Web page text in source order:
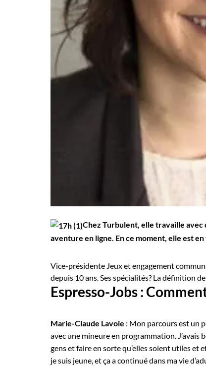
Chez Turbulent, elle travaille
aventure en ligne. En ce moment, elle est
Vice-présidente Jeux et engagement
depuis 10 ans. Ses spécialités? La définition
Espresso-Jobs :
Marie-Claude Lavoie : Mon parcours est un
avec une mineure en programmation.
gens et faire en sorte qu’elles soient utiles et
je suis jeune, et ça a continué dans ma vie